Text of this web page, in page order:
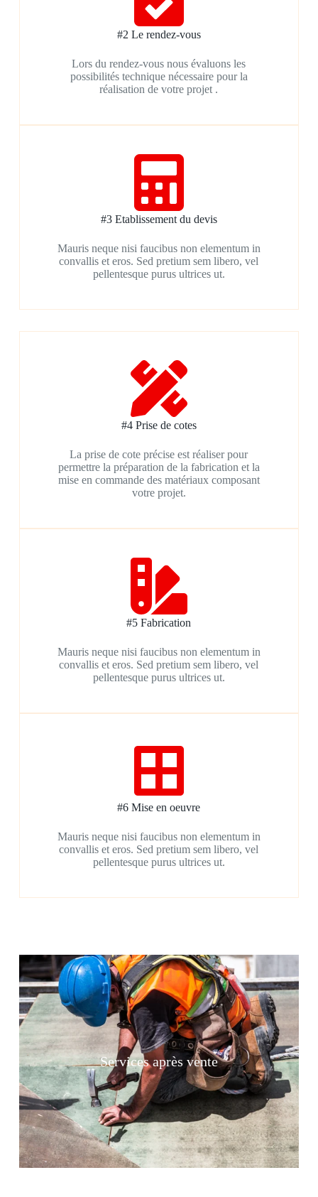
#2 Le rendez-vous
Lors du rendez-vous nous évaluons les
possibilités technique nécessaire pour la
réalisation de votre projet .
#3 Etablissement du devis
Mauris neque nisi faucibus non elementum in
convallis et eros. Sed pretium sem libero, vel
pellentesque purus ultrices ut.
#4 Prise de cotes
La prise de cote précise est réaliser pour
permettre la préparation de la fabrication et la
mise en commande des matériaux composant
votre projet.
#5 Fabrication
Mauris neque nisi faucibus non elementum in
convallis et eros. Sed pretium sem libero, vel
pellentesque purus ultrices ut.
#6 Mise en oeuvre
Mauris neque nisi faucibus non elementum in
convallis et eros. Sed pretium sem libero, vel
pellentesque purus ultrices ut.
Services après vente